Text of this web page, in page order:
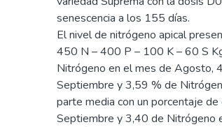
senescencia a los 155 días.
El nivel de nitrógeno apical
450 N – 400 P – 100 K – 60 S
Nitrógeno en el mes de Agosto,
Septiembre y 3,59 % de
parte media con un porcentaje
Septiembre y 3,40 de Nitrógeno